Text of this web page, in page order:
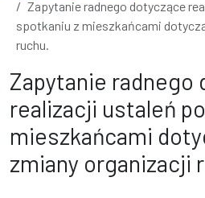
Zapytanie radnego dotyczące
spotkaniu z mieszkańcami
ruchu.
Zapytanie radnego
realizacji ustaleń
mieszkańcami
zmiany organizacji